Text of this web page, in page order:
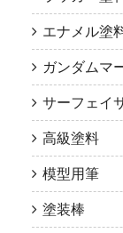
エナメル塗
ガンダムマ
サーフェイ
高級塗料
模型用筆
塗装棒